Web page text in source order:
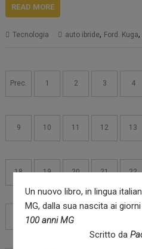
READ MORE
Tecnologia auto ibride, Ford. Kuga
Navigazione
articoli
Prec. 1 2 3 4
9 10 11 12 13
18 19 20 21 22
29
Un nuovo libro, in lingua
MG, dalla sua nascita ai
100 anni MG
Scritto da